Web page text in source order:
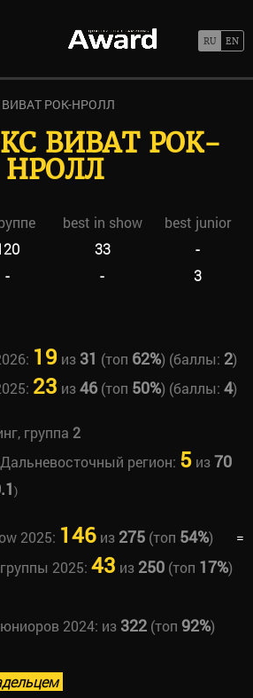
РОК-НРОЛЛ
ВИВАТ РОК-
НРОЛЛ
best in show
best junior
33
-
- - 3
19 из 31 (топ 62%) (баллы: 2)
23 из46(топ 50%) (баллы: 4)
группа 2
регион: 5из70
)
2025: 146из 275(топ 54%)
=
2025: 43 из 250(топ 17%)
2024: из 322(топ 92%)